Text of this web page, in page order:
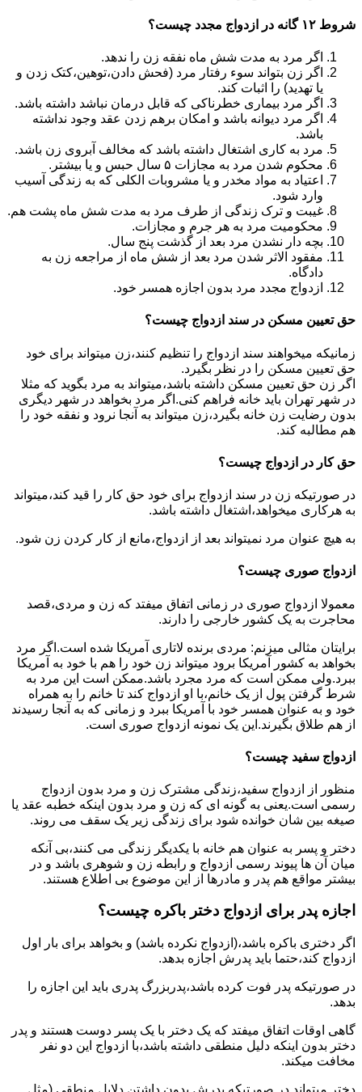
شروط ۱۲ گانه در ازدواج مجدد چیست؟
اگر مرد به مدت شش ماه نفقه زن را ندهد.
اگر زن بتواند سوء رفتار مرد (فحش دادن،توهین،کتک زدن و
یا تهدید) را اثبات کند.
اگر مرد بیماری خطرناکی که قابل درمان نباشد داشته باشد.
اگر مرد دیوانه باشد و امکان برهم زدن عقد وجود نداشته
باشد.
مرد به کاری اشتغال داشته باشد که مخالف آبروی زن باشد.
محکوم شدن مرد به مجازات ۵ سال حبس و یا بیشتر.
اعتیاد به مواد مخدر و یا مشروبات الکلی که به زندگی آسیب
وارد شود.
غیبت و ترک زندگی از طرف مرد به مدت شش ماه پشت هم.
محکومیت مرد به هر جرم و مجازات.
بچه دار نشدن مرد بعد از گذشت پنج سال.
مفقود الاثر شدن مرد بعد از شش ماه از مراجعه زن به
دادگاه.
ازدواج مجدد مرد بدون اجازه همسر خود.
حق تعیین مسکن در سند ازدواج چیست؟
زمانیکه میخواهند سند ازدواج را تنظیم کنند،زن میتواند برای خود
حق تعیین مسکن را در نظر بگیرد.
اگر زن حق تعیین مسکن داشته باشد،میتواند به مرد بگوید که مثلا
در شهر تهران باید خانه فراهم کنی.اگر مرد بخواهد در شهر دیگری
بدون رضایت زن خانه بگیرد،زن میتواند به آنجا نرود و نفقه خود را
هم مطالبه کند.
حق کار در ازدواج چیست؟
در صورتیکه زن در سند ازدواج برای خود حق کار را قید کند،میتواند
به هرکاری میخواهد،اشتغال داشته باشد.
به هیچ عنوان مرد نمیتواند بعد از ازدواج،مانع از کار کردن زن شود.
ازدواج صوری چیست؟
معمولا ازدواج صوری در زمانی اتفاق میفتد که زن و مردی،قصد
محاجرت به یک کشور خارجی را دارند.
برایتان مثالی میزنم: مردی برنده لاتاری آمریکا شده است.اگر مرد
بخواهد به کشور آمریکا برود میتواند زن خود را هم با خود به آمریکا
ببرد.ولی ممکن است که مرد مجرد باشد.ممکن است این مرد به
شرط گرفتن پول از یک خانم،با او ازدواج کند تا خانم را به همراه
خود و به عنوان همسر خود با آمریکا ببرد و زمانی که به آنجا رسیدند
از هم طلاق بگیرند.این یک نمونه ازدواج صوری است.
ازدواج سفید چیست؟
منظور از ازدواج سفید،زندگی مشترک زن و مرد بدون ازدواج
رسمی است.یعنی به گونه ای که زن و مرد بدون اینکه خطبه عقد یا
صیغه بین شان خوانده شود برای زندگی زیر یک سقف می روند.
دختر و پسر به عنوان هم خانه با یکدیگر زندگی می کنند،بی آنکه
میان آن ها پیوند رسمی ازدواج و رابطه زن و شوهری باشد و در
بیشتر مواقع هم پدر و مادرها از این موضوع بی اطلاع هستند.
اجازه پدر برای ازدواج دختر باکره چیست؟
اگر دختری باکره باشد،(ازدواج نکرده باشد) و بخواهد برای بار اول
ازدواج کند،حتما باید پدرش اجازه بدهد.
در صورتیکه پدر فوت کرده باشد،پدربزرگ پدری باید این اجازه را
بدهد.
گاهی اوقات اتفاق میفتد که یک دختر با یک پسر دوست هستند و پدر
دختر بدون اینکه دلیل منطقی داشته باشد،با ازدواج این دو نفر
مخافت میکند.
دختر میتواند در صورتیکه پدرش بدون داشتن دلایل منطقی (مثل